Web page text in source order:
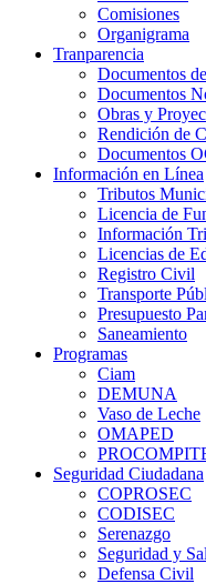
Comisiones
Organigrama
Tranparencia
Documentos
Documentos
Obras y
Rendición de
Documentos
Información en Línea
Tributos
Licencia de
Información
Licencias de
Registro Civil
Transporte
Presupuesto
Saneamiento
Programas
Ciam
DEMUNA
Vaso de Leche
OMAPED
Seguridad Ciudadana
COPROSEC
CODISEC
Serenazgo
Seguridad y
Defensa Civil